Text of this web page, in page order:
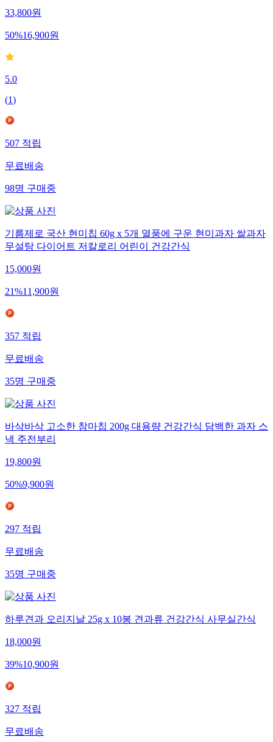
33,800원
50%16,900원
5.0
(1)
507적립
무료배송
98명구매중
기름제로 국산 현미칩 60g x 5개 열풍에 구운 현미과자 쌀과자
무설탕 다이어트 저칼로리 어린이 건강간식
15,000원
21%11,900원
357적립
무료배송
35명구매중
바삭바삭 고소한 참마칩 200g 대용량 건강간식 담백한 과자 스
낵 주전부리
19,800원
50%9,900원
297적립
무료배송
35명구매중
하루견과 오리지날 25g x 10봉 견과류 건강간식 사무실간식
18,000원
39%10,900원
327적립
무료배송